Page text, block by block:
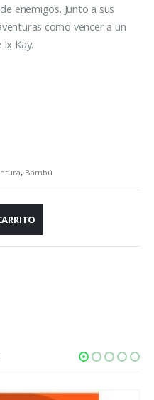
enemigos. Junto a sus
como vencer a un
Kay.
, Bambú